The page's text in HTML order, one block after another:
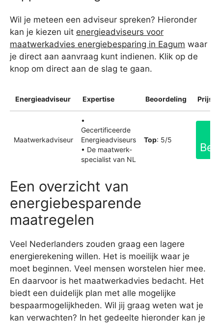
Wil je meteen een adviseur spreken? Hieronder
kan je kiezen uit energieadviseurs voor
maatwerkadvies energiebesparing in Eagum waar
je direct aan aanvraag kunt indienen. Klik op de
knop om direct aan de slag te gaan.
Energieadviseur Expertise Beoordeling
Maatwerkadviseur
•
Gecertificeerde
Energieadviseurs
• De maatwerk-
specialist van NL
Top: 5/5
Een overzicht van
energiebesparende
maatregelen
Veel Nederlanders zouden graag een lagere
energierekening willen. Het is moeilijk waar je
moet beginnen. Veel mensen worstelen hier mee.
En daarvoor is het maatwerkadvies bedacht. Het
biedt een duidelijk plan met alle mogelijke
bespaarmogelijkheden. Wil jij graag weten wat je
kan verwachten? In het gedeelte hieronder kan je